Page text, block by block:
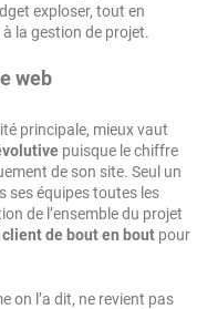
exploser, tout en
la gestion de projet.
web
principale, mieux vaut
puisque le chiffre
de son site. Seul un
ses équipes toutes les
de l’ensemble du projet
de bout en bout pour
on l’a dit, ne revient pas